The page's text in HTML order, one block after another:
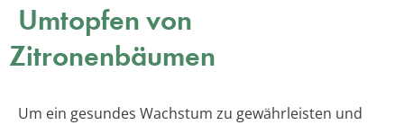
Umtopfen von
Zitronenbäumen
Um ein gesundes Wachstum zu gewährleisten und